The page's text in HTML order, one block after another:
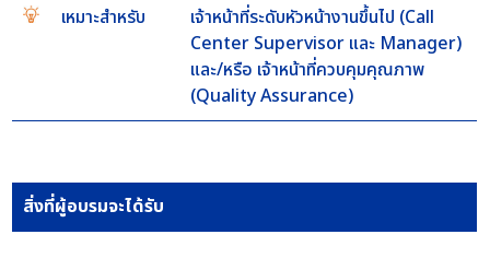
เหมาะสำหรับ
เจ้าหน้าที่ระดับหัวหน้างานขึ้นไป (Call
Center Supervisor และ Manager)
และ/หรือ เจ้าหน้าที่ควบคุมคุณภาพ
(Quality Assurance)
สิ่งที่ผู้อบรมจะได้รับ